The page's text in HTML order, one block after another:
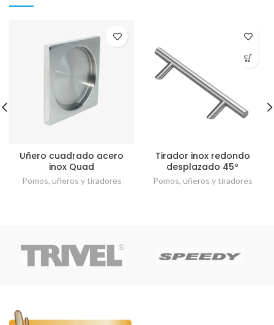
Uñero cuadrado acero
inox Quad
Pomos, uñeros y tiradores
Tirador inox redondo
desplazado 45º
Pomos, uñeros y tiradores